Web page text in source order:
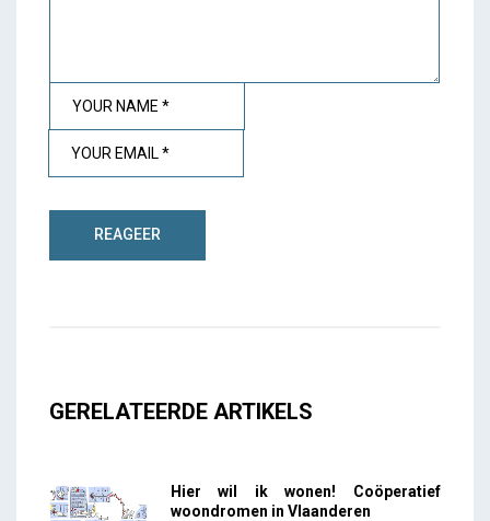
GERELATEERDE ARTIKELS
Hier wil ik wonen! Coöperatief
woondromen in Vlaanderen